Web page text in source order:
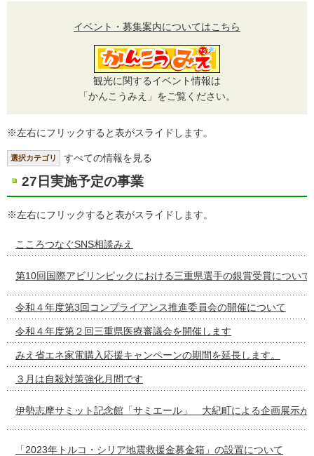
イベント・募集案内についてはこちら
観光に関するイベント情報は
「かんこうみえ」をご覧ください。
※左右にフリックすると表がスライドします。
選択カテゴリ すべての情報を見る
27日実施予定の事業
※左右にフリックすると表がスライドします。
こころつなぐSNS相談みえ
第10回国際アビリンピックにおける三重県選手の銀賞受賞について
令和４年度第3回コンプライアンス推進委員会の開催について
令和４年度第２回三重県医療審議会を開催します
みえ省エネ家電購入応援キャンペーンの期間を延長します。
３月は自殺対策強化月間です
伊勢志摩サミット記念館「サミエール」 大紀町による企画展示が
「2023年トルコ・シリア地震救援金募金箱」の設置について